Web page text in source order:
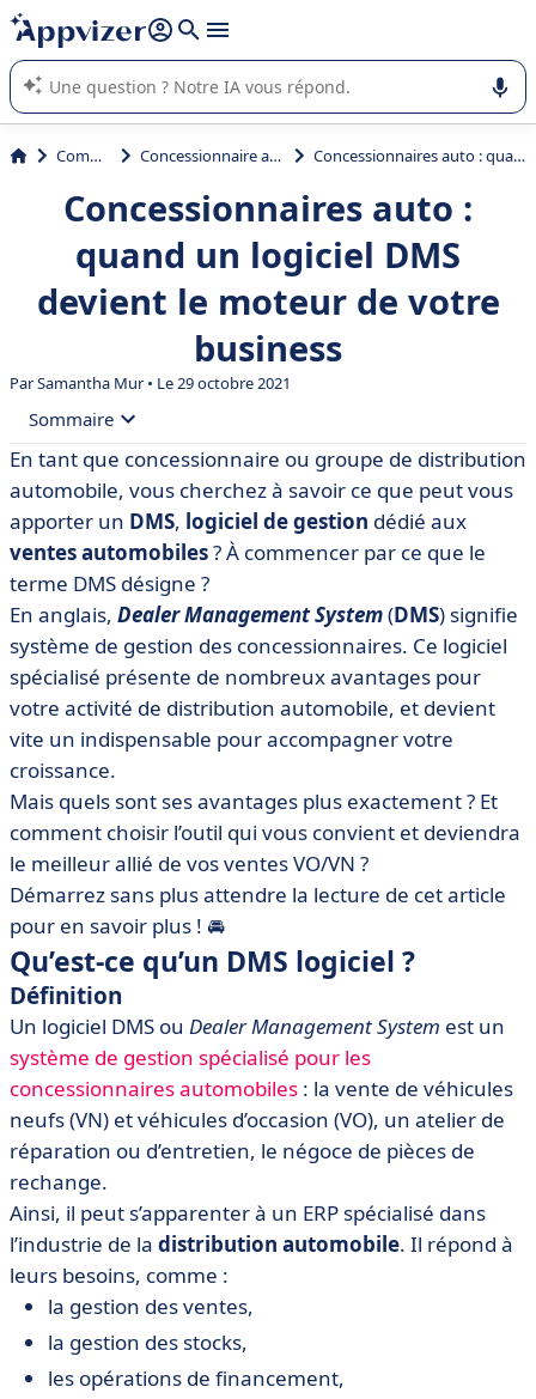
répondre (plusieurs lignes avec
L'IA de Appvizer vous guide dans l'utilisation ou la sélection de
logiciel SaaS en entreprise.
Commerce Concessionnaire automobile Concessionnaires auto : quand un logiciel DMS devient le moteur de votre business
Concessionnaires auto :
quand un logiciel DMS
devient le moteur de votre
business
ParSamantha Mur• Le 29 octobre 2021
Sommaire
• Qu’est-ce qu’un DMS logiciel ?
• Quels sont les avantages d’un DMS automobile ?
• Comment choisir son logiciel DMS ?
En tant que concessionnaire ou groupe de distribution
automobile, vous cherchez à savoir ce que peut vous
apporter un DMS, logiciel de gestion dédié aux
ventes automobiles? À commencer par ce que le
terme DMS désigne ?
En anglais, Dealer Management System(DMS) signifie
système de gestion des concessionnaires. Ce logiciel
spécialisé présente de nombreux avantages pour
votre activité de distribution automobile, et devient
vite un indispensable pour accompagner votre
croissance.
Mais quels sont ses avantages plus exactement ? Et
comment choisir l’outil qui vous convient et deviendra
le meilleur allié de vos ventes VO/VN ?
Démarrez sans plus attendre la lecture de cet article
pour en savoir plus ! 🚘
Qu’est-ce qu’un DMS logiciel ?
Définition
Un logiciel DMS ou Dealer Management System est un
système de gestion spécialisé pour les
concessionnaires automobiles : la vente de véhicules
neufs (VN) et véhicules d’occasion (VO), un atelier de
réparation ou d’entretien, le négoce de pièces de
rechange.
Ainsi, il peut s’apparenter à un ERP spécialisé dans
l’industrie de la distribution automobile. Il répond à
leurs besoins, comme :
la gestion des ventes,
la gestion des stocks,
les opérations de financement,